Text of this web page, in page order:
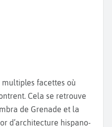
visitez aussi certains
fondation Juan March
du XVIIème siècle. Il
multiples facettes où
Cela se retrouve
de Grenade et la
d’architecture hispano-